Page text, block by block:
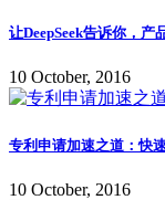
让DeepSeek告诉你，
10 October, 2016
专利申请加速之道：快
10 October, 2016